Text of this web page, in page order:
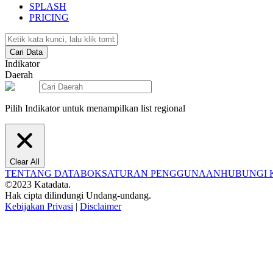
SPLASH
PRICING
Cari Data
Indikator
Daerah
Pilih Indikator untuk menampilkan list regional
Clear All
TENTANG DATABOKSATURAN PENGGUNAANHUBUNGI
©2023 Katadata.
Hak cipta dilindungi Undang-undang.
Kebijakan Privasi | Disclaimer